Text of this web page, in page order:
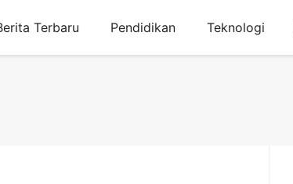
Terbaru Pendidikan Teknologi